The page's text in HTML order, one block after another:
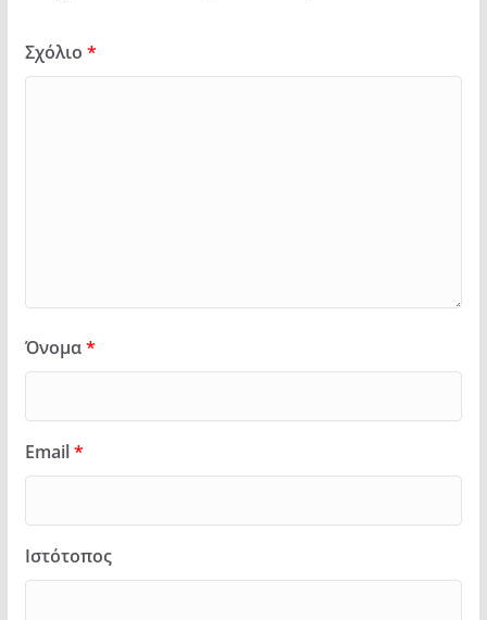
Σχόλιο *
Όνομα*
Email*
Ιστότοπος